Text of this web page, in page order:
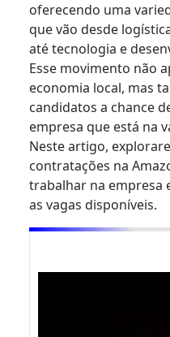
oferecendo uma
que vão desde
até tecnologia e
Esse movimento não
economia local, mas
candidatos a chance
empresa que está na
Neste artigo,
contratações na
trabalhar na empresa
as vagas disponíveis.